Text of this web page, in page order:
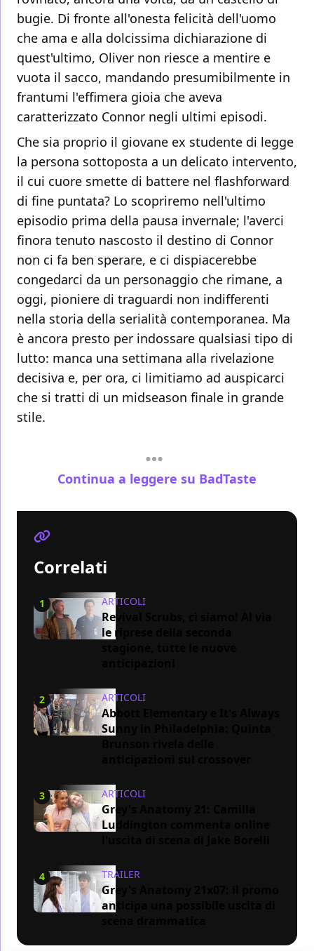
bugie. Di fronte all'onesta felicità dell'uomo
che ama e alla dolcissima dichiarazione di
quest'ultimo, Oliver non riesce a mentire e
vuota il sacco, mandando presumibilmente in
frantumi l'effimera gioia che aveva
caratterizzato Connor negli ultimi episodi.
Che sia proprio il giovane ex studente di legge
la persona sottoposta a un delicato intervento,
il cui cuore smette di battere nel flashforward
di fine puntata? Lo scopriremo nell'ultimo
episodio prima della pausa invernale; l'averci
finora tenuto nascosto il destino di Connor
non ci fa ben sperare, e ci dispiacerebbe
congedarci da un personaggio che rimane, a
oggi, pioniere di traguardi non indifferenti
nella storia della serialità contemporanea. Ma
è ancora presto per indossare qualsiasi tipo di
lutto: manca una settimana alla rivelazione
decisiva e, per ora, ci limitiamo ad auspicarci
che si tratti di un midseason finale in grande
stile.
Continua a leggere su BadTaste
Correlati
1 ARTICOLI
Revival Scrubs, ci siamo! Al via
le riprese della seconda
2 ARTICOLI
Abbott Elementary e It's Always
Sunny in Philadelphia: Quinta
3 ARTICOLI
Grey's Anatomy 21: Camilla
Luddington commenta online
4 TRAILER
Grey's Anatomy 21x07: il promo
anticipa una possibile uscita di